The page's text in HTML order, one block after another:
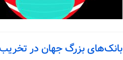
بانک‌های بزرگ جهان در